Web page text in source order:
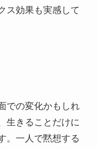
ス効果も実感して
での変化かもしれ
生きることだけに
。一人で黙想する